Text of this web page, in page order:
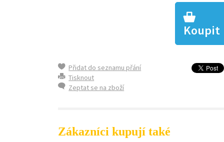
Koupit
Přidat do seznamu přání
Tisknout
Zeptat se na zboží
Zákazníci kupují také